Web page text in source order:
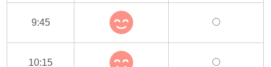
9:45
10:15